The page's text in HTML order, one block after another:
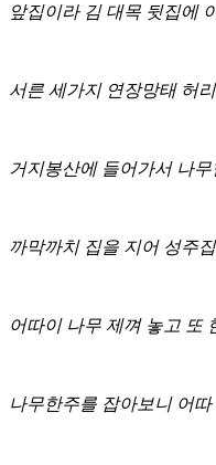
앞집이라 김 대목 뒷집에
서른 세가지 연장망태 허
거지봉산에 들어가서 나
까막까치 집을 지어 성주
어따이 나무 제껴 놓고 또
나무한주를 잡아보니 어